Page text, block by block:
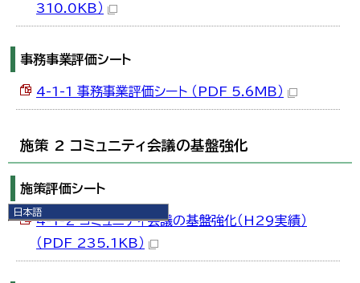
日本語
日本語
English
310.0KB）
事務事業評価シート
4-1-1 事務事業評価シート （PDF 5.6MB）
施策 2 コミュニティ会議の基盤強化
施策評価シート
4-1-2 コミュニティ会議の基盤強化（H29実績）
（PDF 235.1KB）